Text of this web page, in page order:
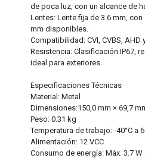
de poca luz, con un alcance de
Lentes: Lente fija de 3.6 mm,
mm disponibles.
Compatibilidad: CVI, CVBS, AHD
Resistencia: Clasificación IP67,
ideal para exteriores.
Especificaciones Técnicas
Material: Metal
Dimensiones:150,0 mm × 69,7
Peso: 0.31 kg
Temperatura de trabajo: -40°C a
Alimentación: 12 VCC
Consumo de energía: Máx. 3.7 W